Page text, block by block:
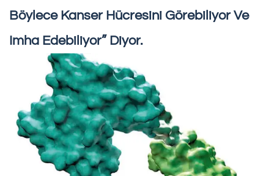
Böylece Kanser Hücresini Görebiliyor Ve
Imha Edebiliyor” Diyor.